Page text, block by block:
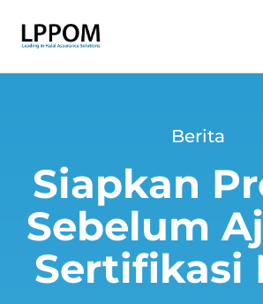
Berita
Siapkan
Sebelum
Sertifikasi